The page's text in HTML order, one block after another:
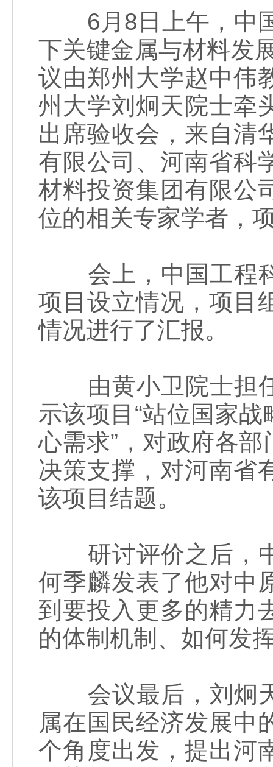
6月8日上午，中国
下关键金属与材料发
议由郑州大学赵中伟
州大学刘炯天院士牵
出席验收会，来自清
有限公司、河南省科
材料投资集团有限公
位的相关专家学者，
会上，中国工程科
项目设立情况，项目
情况进行了汇报。
由黄小卫院士担任
示该项目“站位国家
心需求”，对政府各
决策支撑，对河南省
该项目结题。
研讨评价之后，中
何季麟发表了他对中
到要投入更多的精力
的体制机制、如何发
会议最后，刘炯天
属在国民经济发展中
个角度出发，提出河